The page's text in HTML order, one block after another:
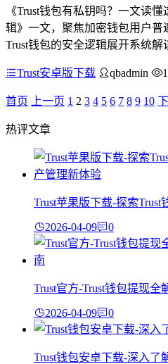
《Trust钱包有私钥吗？一文读
辑》一文，聚焦加密钱包用户
Trust钱包的安全逻辑展开系统解
Trust安卓版下载 qbadmin
首页 上一页 1 2 3 4 5 6 7 8 9 10
热评文章
Trust苹果版下载-探索Trust
2026-04-09 0
Trust官方-Trust钱包提现全
2026-04-09 0
Trust钱包安卓下载-深入了